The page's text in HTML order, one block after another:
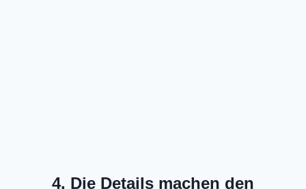
4. Die Details machen den